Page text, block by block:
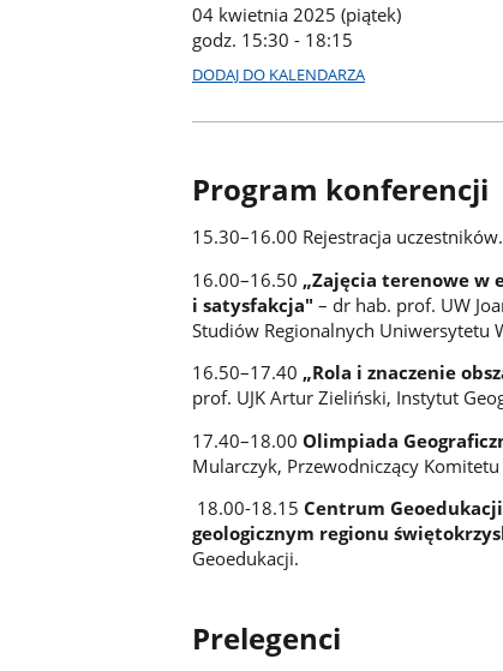
04 kwietnia 2025 (piątek)
godz. 15:30 - 18:15
DODAJ DO KALENDARZA
Program konferencji
15.30–16.00 Rejestracja uczestników.
16.00–16.50 „Zajęcia terenowe w
i satysfakcja" – dr hab. prof. UW
Studiów Regionalnych Uniwersytetu
16.50–17.40 „Rola i znaczenie
prof. UJK Artur Zieliński, Instytut
17.40–18.00 Olimpiada
Mularczyk, Przewodniczący
18.00-18.15 Centrum
geologicznym regionu
Geoedukacji.
Prelegenci